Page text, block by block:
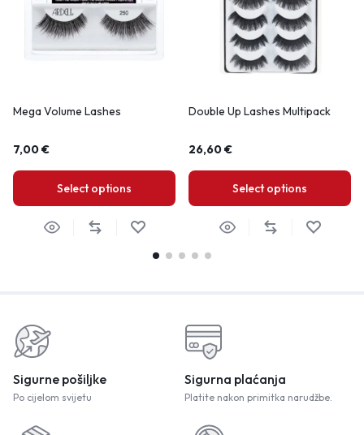
Mega Volume Lashes
7,00€
Select options
Double Up Lashes Multipack
26,60€
Select options
Sigurne pošiljke
Po cijelom svijetu
Sigurna plaćanja
Platite nakon primitka narudžbe.